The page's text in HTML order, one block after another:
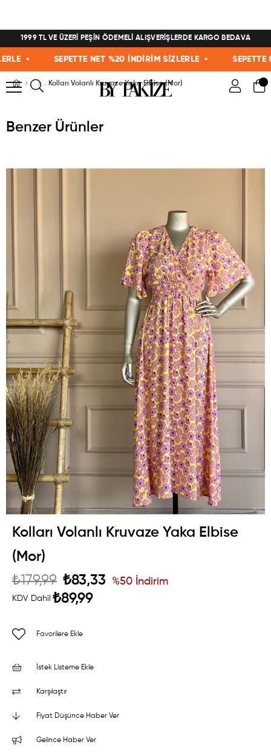
1999 TL VE ÜZERİ PEŞİN ÖDEMELİ ALIŞVERİŞLERDE KARGO BEDAVA
• SEPETTE NET %20 İNDİRİM SİZLERLE • SEPETTE
Kolları Volanlı Kruvaze Yaka Elbise (Mor)
Benzer Ürünler
Kolları Volanlı Kruvaze Yaka Elbise
(Mor)
₺179,99 ₺83,33
KDV Dahil ₺89,99
%50 İndirim
Favorilere Ekle
İstek Listeme Ekle
Karşılaştır
Fiyat Düşünce Haber Ver
Gelince Haber Ver